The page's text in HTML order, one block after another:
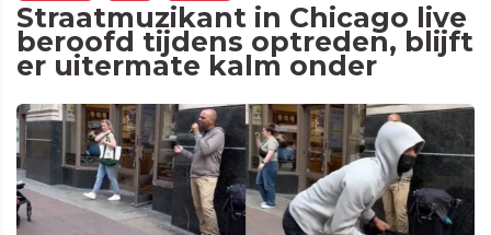
Straatmuzikant in Chicago live
beroofd tijdens optreden, blijft
er uitermate kalm onder